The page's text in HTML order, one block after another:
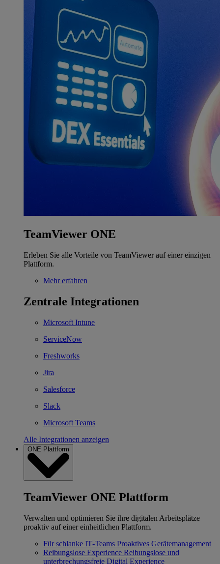
TeamViewer ONE
Erleben Sie alle Vorteile von TeamViewer auf einer einzigen
Plattform.
Mehr erfahren
Zentrale Integrationen
Microsoft Intune
ServiceNow
Freshworks
Jira
Salesforce
Slack
Microsoft Teams
Alle Integrationen anzeigen
ONE Plattform
TeamViewer ONE Plattform
Verwalten und optimieren Sie ihre digitalen Arbeitsplätze
proaktiv auf einer einheitlichen Plattform.
Für schlanke IT‐Teams Proaktives Gerätemanagement
Reibungslose Experience Reibungslose und
unterbrechungsfreie Digital Experience